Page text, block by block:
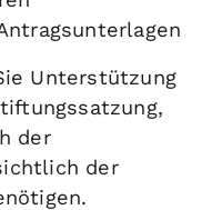
Unterstützung
der
der